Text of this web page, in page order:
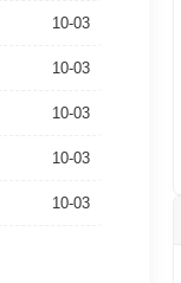
10-03
10-03
10-03
10-03
10-03